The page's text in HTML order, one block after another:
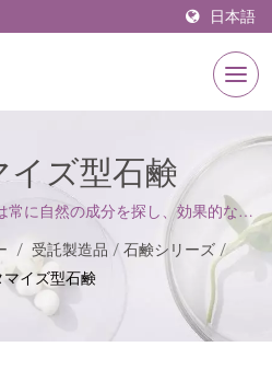
日本語
イズ型石鹸
常に自然の成分を探し、効果的なフ
技術と組み合わせ、美しい肌を作
継続的に引き継いできました。
/ 受託製造品 / 石鹸シリーズ /
マイズ型石鹸